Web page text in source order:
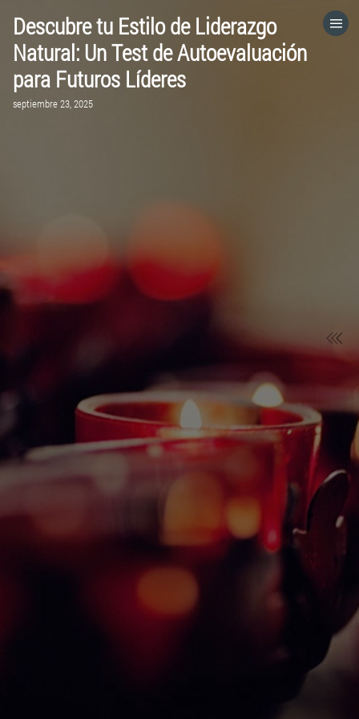
Descubre tu Estilo de Liderazgo
Natural: Un Test de Autoevaluación
para Futuros Líderes
septiembre 23, 2025
HOME
CATEGORÍAS